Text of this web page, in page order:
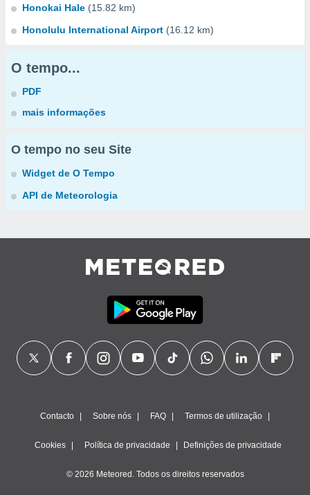
Honokai Hale (15.82 km)
Honolulu International Airport (16.12 km)
O tempo...
PDF
mais informações
O tempo no seu Site
Widget de O Tempo
API de Meteorologia
Contacto Sobre nós FAQ Termos de utilização
Cookies Política de privacidade Definições de privacidade
© 2026 Meteored. Todos os direitos reservados